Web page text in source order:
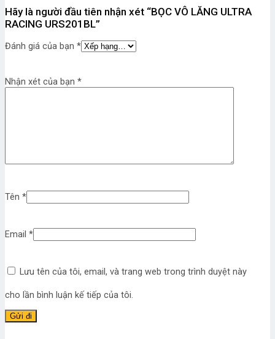
Hãy là người đầu tiên nhận xét “BỌC VÔ LĂNG ULTRA
RACING URS201BL”
Đánh giá của bạn *
Nhận xét của bạn *
Tên *
Email *
Lưu tên của tôi, email, và trang web trong trình duyệt này
cho lần bình luận kế tiếp của tôi.